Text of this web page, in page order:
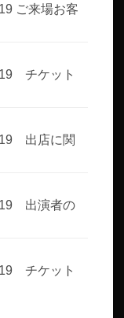
ご来場お客
チケット
19 出店に関
19 出演者の
チケット